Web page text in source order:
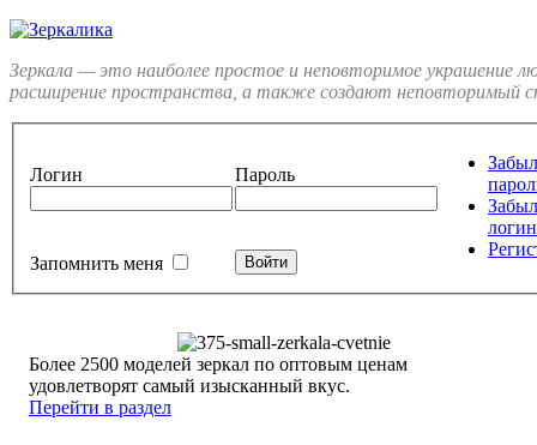
Зеркала — это наиболее простое и неповторимое украшение
расширение пространства, а также создают неповторимый
Логин Пароль
Запомнить меня
Более 2500 моделей зеркал по оптовым ценам
удовлетворят самый изысканный вкус.
Перейти в раздел